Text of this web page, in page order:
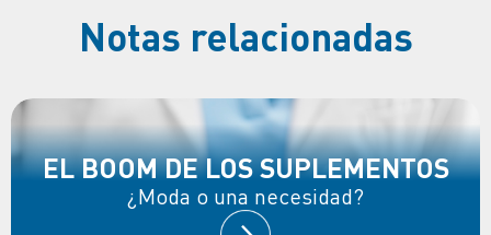
Notas relacionadas
EL BOOM DE LOS SUPLEMENTOS
¿Moda o una necesidad?